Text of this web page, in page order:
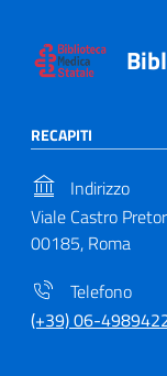
RECAPITI
Indirizzo
Viale Castro
00185, Roma
Telefono
(+39) 06-